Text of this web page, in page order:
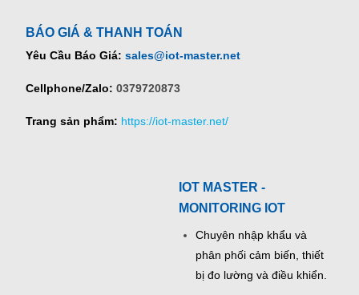
BÁO GIÁ & THANH TOÁN
Yêu Cầu Báo Giá: sales@iot-master.net
Cellphone/Zalo: 0379720873
Trang sản phẩm: https://iot-master.net/
IOT MASTER -
MONITORING IOT
Chuyên nhập khẩu và
phân phối cảm biến, thiết
bị đo lường và điều khiển.